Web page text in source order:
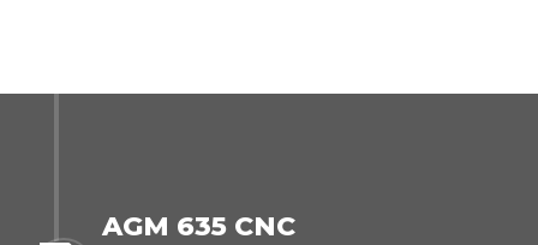
AGM 635 CNC